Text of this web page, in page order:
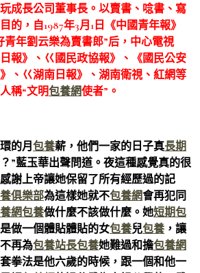
成長公司董事長。以賣書、唸書、寫
的，自1987年3月1日《中國青年報》
青年劉云樂為賣書郎”后，中心電視
報》、巜國民政協報》、《國民公安
、巜湖南日報》、湖南衛視、紅網等
稱“文明包養網使者”。
的月 包養薪，他們一家的日子真長期
”藍玉華出聲問道。夜這種感覺真的很
謝上帝讓她保留了所有經歷過的記
俱樂部為這樣她就不包養網會再犯同
網包養做什麼不該做什麼。她短期包
做一個體貼體貼的女包養兒包養 ，讓
再為包養站長包養她難過和擔包養網
套拳法是他六歲的時候，跟一個和他一